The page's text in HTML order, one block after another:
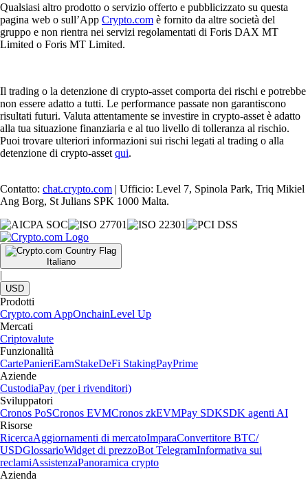
Qualsiasi altro prodotto o servizio offerto e pubblicizzato su questa
pagina web o sull’App Crypto.com è fornito da altre società del
gruppo e non rientra nei servizi regolamentati di Foris DAX MT
Limited o Foris MT Limited.
Il trading o la detenzione di crypto-asset comporta dei rischi e potrebbe
non essere adatto a tutti. Le performance passate non garantiscono
risultati futuri. Valuta attentamente se investire in crypto-asset è adatto
alla tua situazione finanziaria e al tuo livello di tolleranza al rischio.
Puoi trovare ulteriori informazioni sui rischi legati al trading o alla
detenzione di crypto-asset qui.
Contatto: chat.crypto.com | Ufficio: Level 7, Spinola Park, Triq Mikiel
Ang Borg, St Julians SPK 1000 Malta.
Italiano
|
USD
Prodotti
Crypto.com AppOnchainLevel Up
Mercati
Criptovalute
Funzionalità
CartePanieriEarnStakeDeFi StakingPayPrime
Aziende
CustodiaPay (per i rivenditori)
Sviluppatori
Cronos PoSCronos EVMCronos zkEVMPay SDKSDK agenti AI
Risorse
RicercaAggiornamenti di mercatoImparaConvertitore BTC/
USDGlossarioWidget di prezzoBot TelegramInformativa sui
reclamiAssistenzaPanoramica crypto
Azienda